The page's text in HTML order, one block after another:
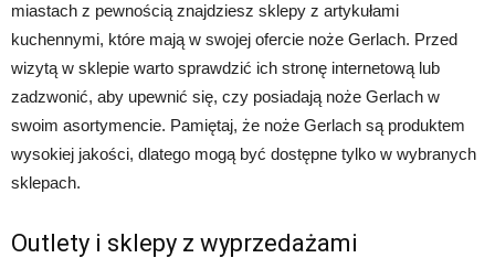
miastach z pewnością znajdziesz sklepy z artykułami
kuchennymi, które mają w swojej ofercie noże Gerlach. Przed
wizytą w sklepie warto sprawdzić ich stronę internetową lub
zadzwonić, aby upewnić się, czy posiadają noże Gerlach w
swoim asortymencie. Pamiętaj, że noże Gerlach są produktem
wysokiej jakości, dlatego mogą być dostępne tylko w wybranych
sklepach.
Outlety i sklepy z wyprzedażami